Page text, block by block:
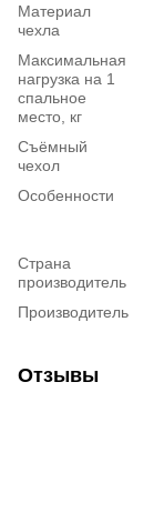
Материал
чехла
Максимальная
нагрузка на 1
спальное
место, кг
Съёмный
чехол
Особенности
Страна
производитель
Производитель
Отзывы